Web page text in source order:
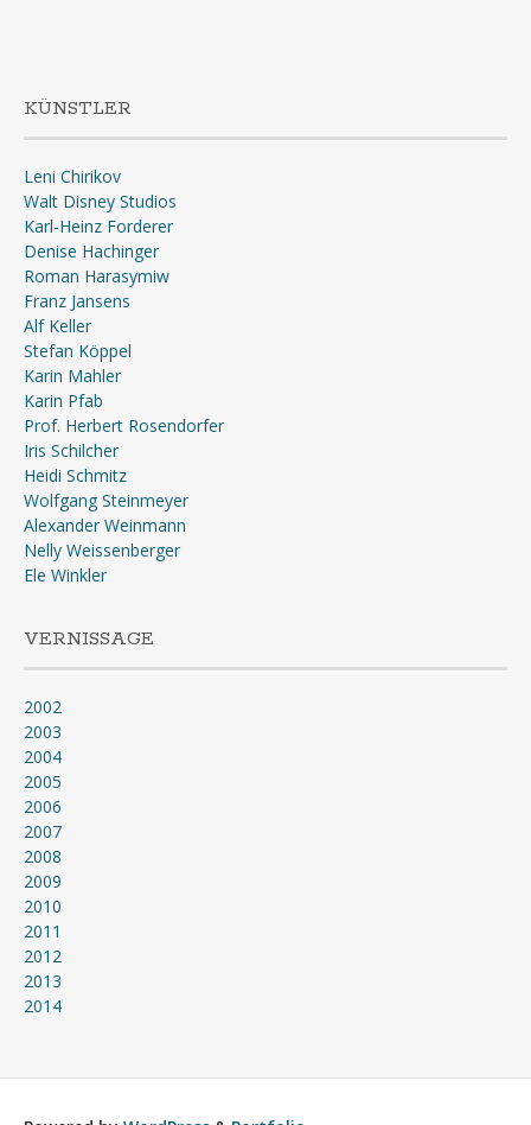
KÜNSTLER
Leni Chirikov
Walt Disney Studios
Karl-Heinz Forderer
Denise Hachinger
Roman Harasymiw
Franz Jansens
Alf Keller
Stefan Köppel
Karin Mahler
Karin Pfab
Prof. Herbert Rosendorfer
Iris Schilcher
Heidi Schmitz
Wolfgang Steinmeyer
Alexander Weinmann
Nelly Weissenberger
Ele Winkler
VERNISSAGE
2002
2003
2004
2005
2006
2007
2008
2009
2010
2011
2012
2013
2014